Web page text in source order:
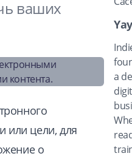
ваших
или цели, для
о
a